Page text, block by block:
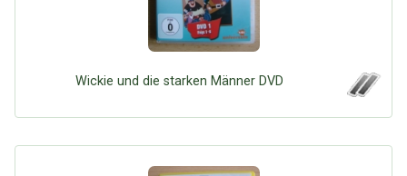
Wickie und die starken Männer DVD